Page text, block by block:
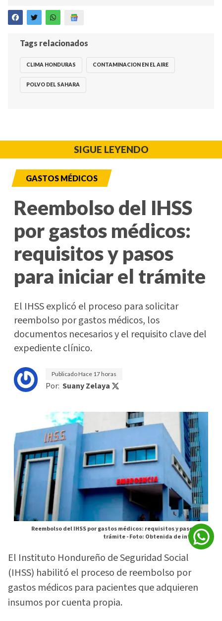
Tags relacionados
CLIMA HONDURAS CONTAMINACION EN EL AIRE
POLVO DEL SAHARA
SIGUE LEYENDO
GASTOS MÉDICOS
Reembolso del IHSS
por gastos médicos:
requisitos y pasos
para iniciar el trámite
El IHSS explicó el proceso para solicitar
reembolso por gastos médicos, los
documentos necesarios y el requisito clave del
expediente clínico.
PublicadoHace 17 horas
Por: Suany Zelaya
Reembolso del IHSS por gastos médicos: requisitos y pasos del
trámite -Foto: Obtenida de internet
El Instituto Hondureño de Seguridad Social
(IHSS) habilitó el proceso de reembolso por
gastos médicos para pacientes que adquieren
insumos por cuenta propia.